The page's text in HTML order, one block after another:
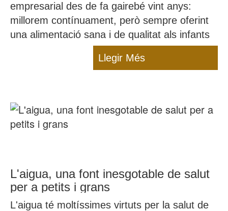
empresarial des de fa gairebé vint anys:
millorem contínuament, però sempre oferint
una alimentació sana i de qualitat als infants
Llegir Més
L'aigua, una font inesgotable de salut
per a petits i grans
L'aigua té moltíssimes virtuts per la salut de